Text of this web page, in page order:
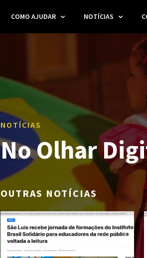
COMO AJUDAR NOTÍCIAS
NOTÍCIAS
No Olhar
OUTRAS NOTÍCIAS